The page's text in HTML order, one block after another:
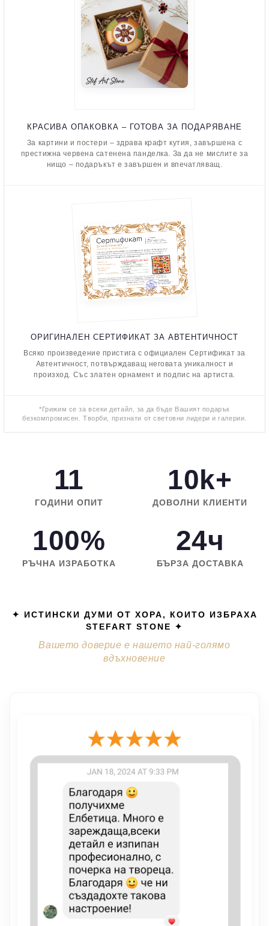
КРАСИВА ОПАКОВКА – ГОТОВА ЗА ПОДАРЯВАНЕ
За картини и постери – здрава крафт кутия, завършена с
престижна червена сатенена панделка. За да не мислите за
нищо – подаръкът е завършен и впечатляващ.
ОРИГИНАЛЕН СЕРТИФИКАТ ЗА АВТЕНТИЧНОСТ
Всяко произведение пристига с официален Сертификат за
Автентичност, потвърждаващ неговата уникалност и
произход. Със златен орнамент и подпис на артиста.
*Грижим се за всеки детайл, за да бъде Вашият подарък
безкомпромисен. Творби, признати от световни лидери и галерии.
11
ГОДИНИ ОПИТ
10k+
ДОВОЛНИ КЛИЕНТИ
100%
РЪЧНА ИЗРАБОТКА
24ч
БЪРЗА ДОСТАВКА
✦ ИСТИНСКИ ДУМИ ОТ ХОРА, КОИТО ИЗБРАХА
STEFART STONE ✦
Вашето доверие е нашето най-голямо
вдъхновение